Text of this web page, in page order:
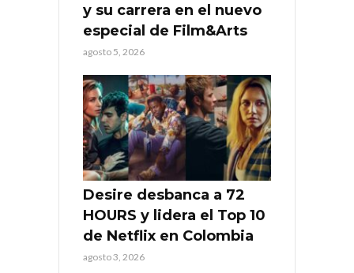
y su carrera en el nuevo
especial de Film&Arts
agosto 5, 2026
Desire desbanca a 72
HOURS y lidera el Top 10
de Netflix en Colombia
agosto 3, 2026